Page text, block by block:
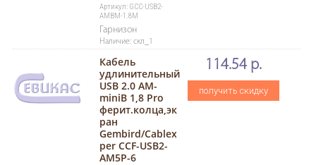
Артикул: GCC-USB2-
AMBM-1.8M
Гарнизон
Наличие: скл_1
Кабель
удлинительный
USB 2.0 AM-
miniB 1,8 Pro
ферит.колца,эк
ран
Gembird/Cablex
per CCF-USB2-
AM5P-6
114.54 р.
получить скидку